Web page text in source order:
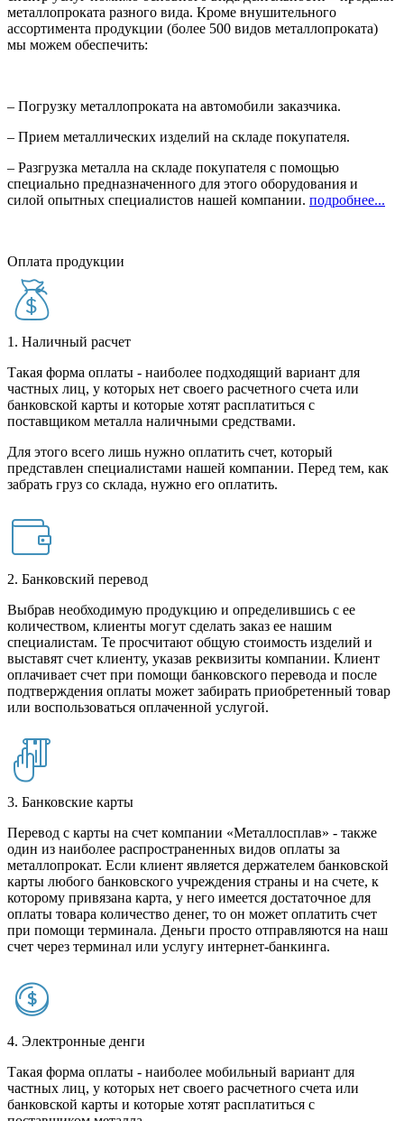
металлопроката разного вида. Кроме внушительного
ассортимента продукции (более 500 видов металлопроката)
мы можем обеспечить:
– Погрузку металлопроката на автомобили заказчика.
– Прием металлических изделий на складе покупателя.
– Разгрузка металла на складе покупателя с помощью
специально предназначенного для этого оборудования и
силой опытных специалистов нашей компании. подробнее...
Оплата продукции
1. Наличный расчет
Такая форма оплаты - наиболее подходящий вариант для
частных лиц, у которых нет своего расчетного счета или
банковской карты и которые хотят расплатиться с
поставщиком металла наличными средствами.
Для этого всего лишь нужно оплатить счет, который
представлен специалистами нашей компании. Перед тем, как
забрать груз со склада, нужно его оплатить.
2. Банковский перевод
Выбрав необходимую продукцию и определившись с ее
количеством, клиенты могут сделать заказ ее нашим
специалистам. Те просчитают общую стоимость изделий и
выставят счет клиенту, указав реквизиты компании. Клиент
оплачивает счет при помощи банковского перевода и после
подтверждения оплаты может забирать приобретенный товар
или воспользоваться оплаченной услугой.
3. Банковские карты
Перевод с карты на счет компании «Металлосплав» - также
один из наиболее распространенных видов оплаты за
металлопрокат. Если клиент является держателем банковской
карты любого банковского учреждения страны и на счете, к
которому привязана карта, у него имеется достаточное для
оплаты товара количество денег, то он может оплатить счет
при помощи терминала. Деньги просто отправляются на наш
счет через терминал или услугу интернет-банкинга.
4. Электронные денги
Такая форма оплаты - наиболее мобильный вариант для
частных лиц, у которых нет своего расчетного счета или
банковской карты и которые хотят расплатиться с